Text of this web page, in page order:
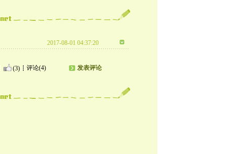
2017-08-01 04:37:20
(3) 评论(4) 发表评论